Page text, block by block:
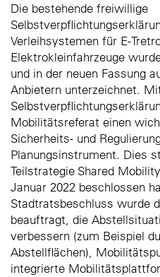
Die bestehende freiwillige
Verleihsystemen für E-
Elektrokleinfahrzeuge
und in der neuen Fassung
Anbietern unterzeichnet.
Mobilitätsreferat einen
Sicherheits- und
Planungsinstrument. Dies
Teilstrategie Shared
Januar 2022 beschlossen
Stadtratsbeschluss wurde
beauftragt, die
verbessern (zum Beispiel
Abstellflächen),
integrierte